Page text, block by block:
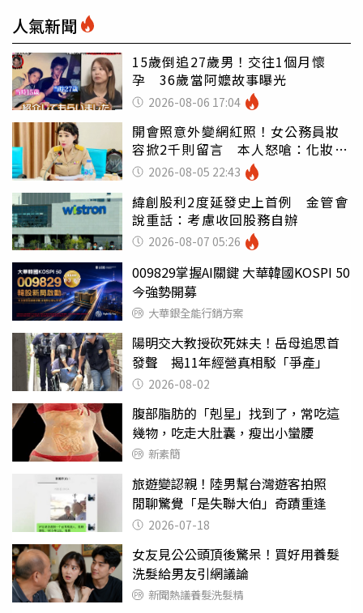
人氣新聞
15歲倒追27歲男！交往1個月懷
孕 36歲當阿嬤故事曝光
2026-08-06 17:04
開會照意外變網紅照！女公務員妝
容掀2千則留言 本人怒嗆：化妝有
錯嗎2026-08-05 22:43
緯創股利2度延發史上首例 金管會
說重話：考慮收回股務自辦
2026-08-07 05:26
009829掌握AI關鍵 大華韓國KOSPI 50
今強勢開募
大華銀全能行銷方案
陽明交大教授砍死妹夫！岳母追思首
發聲 揭11年經營真相駁「爭產」
2026-08-02
腹部脂肪的「剋星」找到了，常吃這
幾物，吃走大肚囊，瘦出小蠻腰
新素簡
旅遊變認親！陸男幫台灣遊客拍照
閒聊驚覺「是失聯大伯」奇蹟重逢
2026-07-18
女友見公公頭頂後驚呆！買好用養髮
洗髮給男友引網議論
新聞熱議養髮洗髮精